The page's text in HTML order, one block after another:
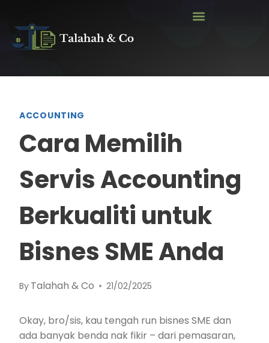
ACCOUNTING
Cara Memilih
Servis Accounting
Berkualiti untuk
Bisnes SME Anda
By Talahah & Co 21/02/2025
Okay, bro/sis, kau tengah run bisnes SME dan
ada banyak benda nak fikir – dari pemasaran,